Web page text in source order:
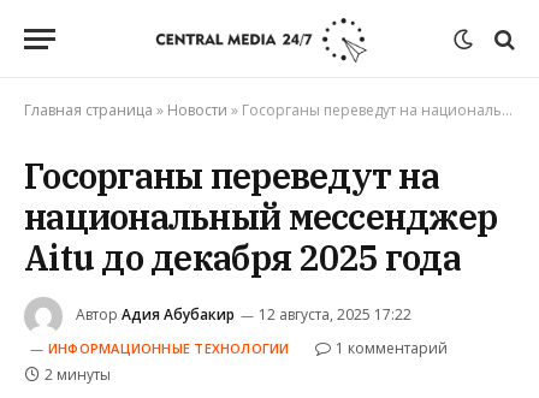
Главная страница » Новости » Госорганы переведут на национальный мессенджер Aitu до декабря 2025 года
Госорганы переведут на
национальный мессенджер
Aitu до декабря 2025 года
Автор Адия Абубакир 12 августа, 2025 17:22
ИНФОРМАЦИОННЫЕ ТЕХНОЛОГИИ
1 комментарий
2 минуты